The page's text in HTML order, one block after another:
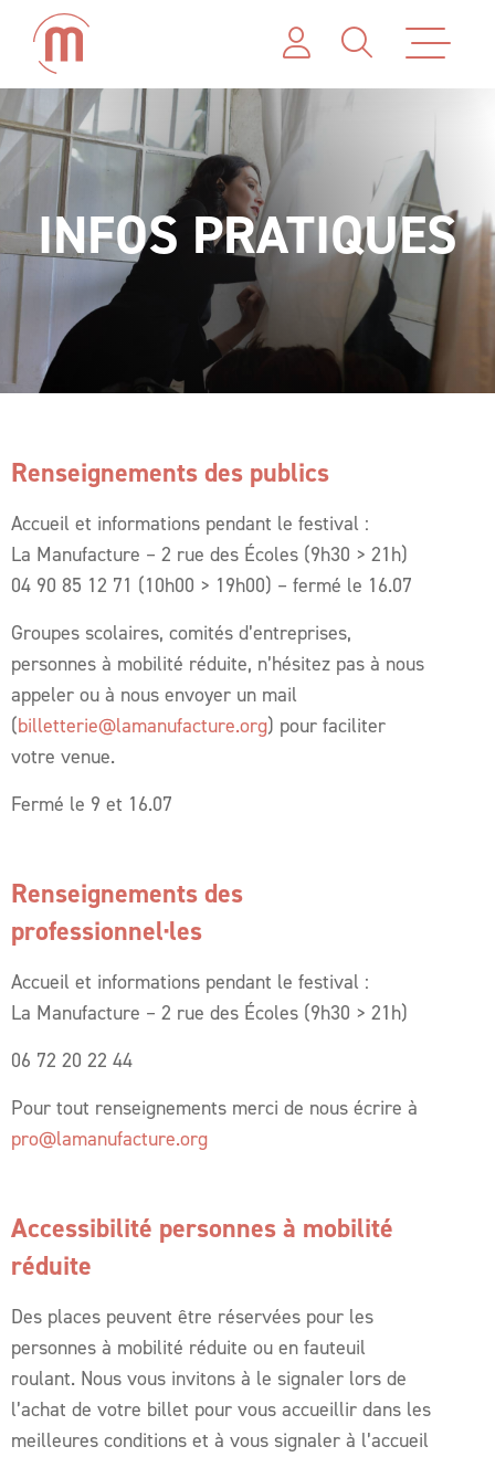
INFOS PRATIQUES
Renseignements des publics
Accueil et informations pendant le festival :
La Manufacture – 2 rue des Écoles (9h30 > 21h)
04 90 85 12 71 (10h00 > 19h00) – fermé le 16.07
Groupes scolaires, comités d’entreprises,
personnes à mobilité réduite, n’hésitez pas à nous
appeler ou à nous envoyer un mail
(billetterie@lamanufacture.org) pour faciliter
votre venue.
Fermé le 9 et 16.07
Renseignements des
professionnel·les
Accueil et informations pendant le festival :
La Manufacture – 2 rue des Écoles (9h30 > 21h)
06 72 20 22 44
Pour tout renseignements merci de nous écrire à
pro@lamanufacture.org
Accessibilité personnes à mobilité
réduite
Des places peuvent être réservées pour les
personnes à mobilité réduite ou en fauteuil
roulant. Nous vous invitons à le signaler lors de
l’achat de votre billet pour vous accueillir dans les
meilleures conditions et à vous signaler à l’accueil